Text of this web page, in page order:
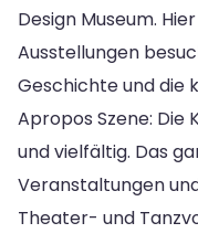
Design Museum.
Ausstellungen
Geschichte und die
Apropos Szene: Die
und vielfältig. Das
Veranstaltungen
Theater- und